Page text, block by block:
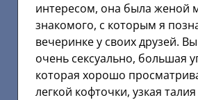
интересом, она была женой
знакомого, с которым я
вечеринке у своих друзей.
очень сексуально, большая
которая хорошо
легкой кофточки, узкая